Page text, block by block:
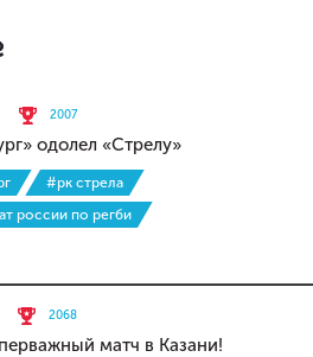
2007
одолел «Стрелу»
#рк стрела
россии по регби
2068
матч в Казани!